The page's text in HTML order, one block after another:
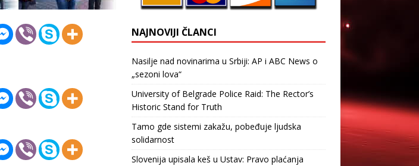
NAJNOVIJI ČLANCI
Nasilje nad novinarima u Srbiji: AP i ABC News o
„sezoni lova“
University of Belgrade Police Raid: The Rector’s
Historic Stand for Truth
Tamo gde sistemi zakažu, pobeđuje ljudska
solidarnost
Slovenija upisala keš u Ustav: Pravo plaćanja